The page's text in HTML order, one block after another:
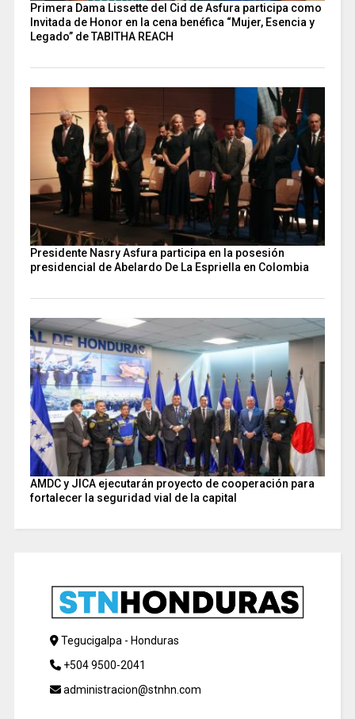
Primera Dama Lissette del Cid de Asfura participa como
Invitada de Honor en la cena benéfica “Mujer, Esencia y
Legado” de TABITHA REACH
Presidente Nasry Asfura participa en la posesión
presidencial de Abelardo De La Espriella en Colombia
AMDC y JICA ejecutarán proyecto de cooperación para
fortalecer la seguridad vial de la capital
Tegucigalpa - Honduras
+504 9500-2041
administracion@stnhn.com